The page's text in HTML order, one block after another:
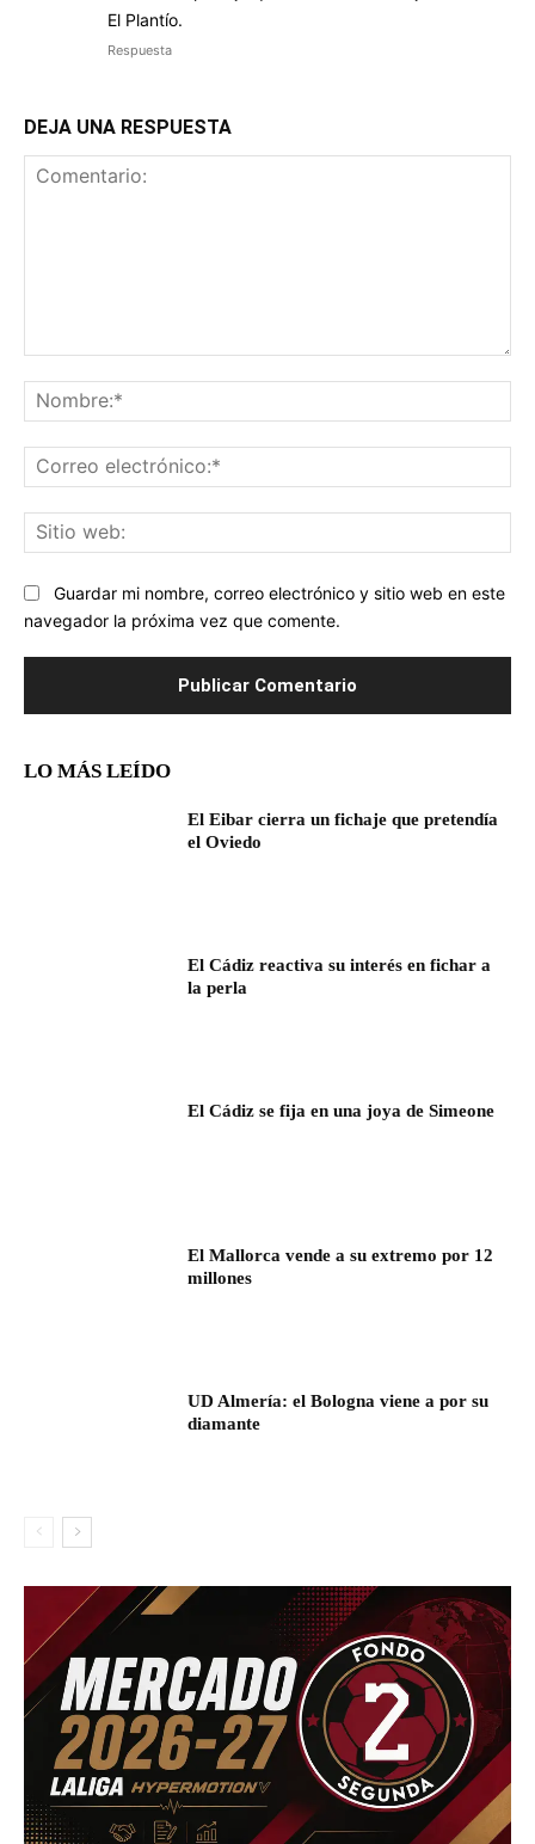
El Plantío.
Respuesta
DEJA UNA RESPUESTA
Guardar mi nombre, correo electrónico y sitio web en este
navegador la próxima vez que comente.
LO MÁS LEÍDO
El Eibar cierra un fichaje que pretendía
el Oviedo
El Cádiz reactiva su interés en fichar a
la perla
El Cádiz se fija en una joya de Simeone
El Mallorca vende a su extremo por 12
millones
UD Almería: el Bologna viene a por su
diamante